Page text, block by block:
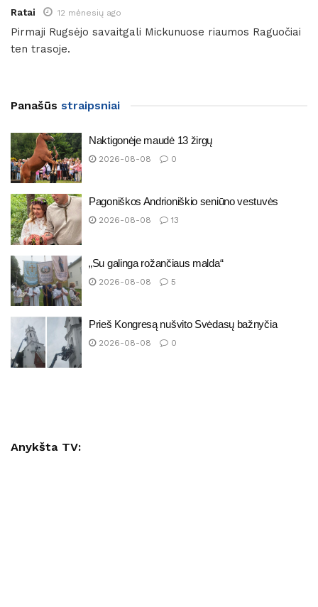
Ratai 12 mėnesių ago
Pirmaji Rugsėjo savaitgali Mickunuose riaumos Raguočiai
ten trasoje.
Panašūs straipsniai
Naktigonėje maudė 13 žirgų
2026-08-08 0
Pagoniškos Andrioniškio seniūno vestuvės
2026-08-08 13
„Su galinga rožančiaus malda“
2026-08-08 5
Prieš Kongresą nušvito Svėdasų bažnyčia
2026-08-08 0
Anykšta TV: